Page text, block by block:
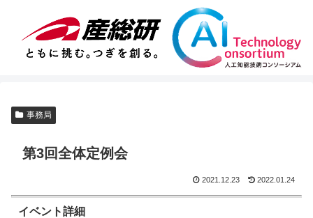
事務局
第3回全体定例会
2021.12.23 2022.01.24
イベント詳細